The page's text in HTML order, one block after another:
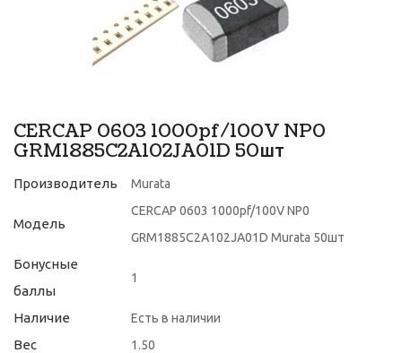
CERCAP 0603 1000pf/100V NP0
GRM1885C2A102JA01D 50шт
Производитель Murata
Модель
CERCAP 0603 1000pf/100V NP0
GRM1885C2A102JA01D Murata 50шт
Бонусные
баллы
1
Наличие Есть в наличии
Вес 1.50